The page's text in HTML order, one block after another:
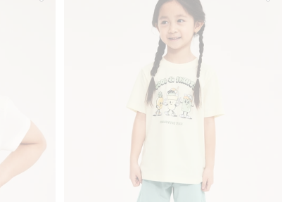
Piżama z Hello Kitty and Friends, Dodaj do listy ulubione